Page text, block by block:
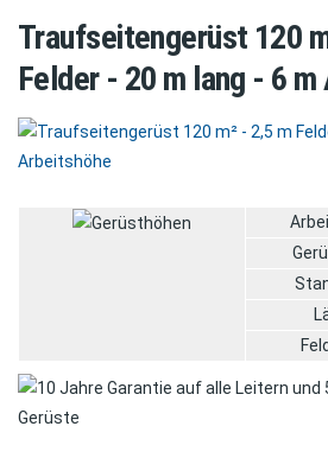
Traufseitengerüst 120
Felder - 20 m lang - 6